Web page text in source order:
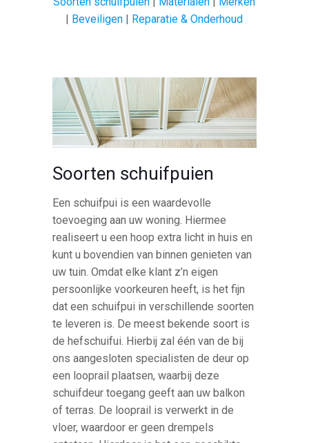
| Beveiligen | Reparatie & Onderhoud
Soorten schuifpuien
Een schuifpui is een waardevolle
toevoeging aan uw woning. Hiermee
realiseert u een hoop extra licht in huis en
kunt u bovendien van binnen genieten van
uw tuin. Omdat elke klant z’n eigen
persoonlijke voorkeuren heeft, is het fijn
dat een schuifpui in verschillende soorten
te leveren is. De meest bekende soort is
de hefschuifui. Hierbij zal één van de bij
ons aangesloten specialisten de deur op
een looprail plaatsen, waarbij deze
schuifdeur toegang geeft aan uw balkon
of terras. De looprail is verwerkt in de
vloer, waardoor er geen drempels